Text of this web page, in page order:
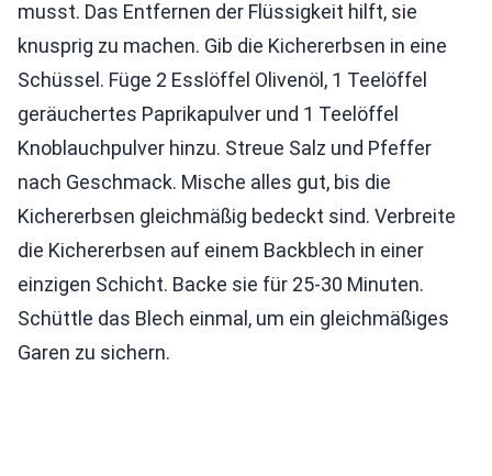
musst. Das Entfernen der Flüssigkeit hilft, sie
knusprig zu machen. Gib die Kichererbsen in eine
Schüssel. Füge 2 Esslöffel Olivenöl, 1 Teelöffel
geräuchertes Paprikapulver und 1 Teelöffel
Knoblauchpulver hinzu. Streue Salz und Pfeffer
nach Geschmack. Mische alles gut, bis die
Kichererbsen gleichmäßig bedeckt sind. Verbreite
die Kichererbsen auf einem Backblech in einer
einzigen Schicht. Backe sie für 25-30 Minuten.
Schüttle das Blech einmal, um ein gleichmäßiges
Garen zu sichern.